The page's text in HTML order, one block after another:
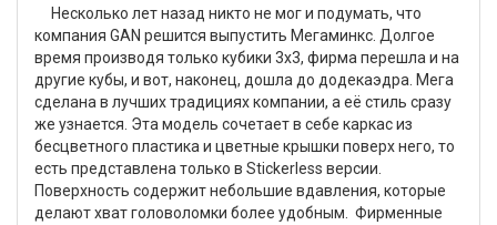
Несколько лет назад никто не мог и подумать, что
компания GAN решится выпустить Мегаминкс. Долгое
время производя только кубики 3х3, фирма перешла и на
другие кубы, и вот, наконец, дошла до додекаэдра. Мега
сделана в лучших традициях компании, а её стиль сразу
же узнается. Эта модель сочетает в себе каркас из
бесцветного пластика и цветные крышки поверх него, то
есть представлена только в Stickerless версии.
Поверхность содержит небольшие вдавления, которые
делают хват головоломки более удобным. Фирменные